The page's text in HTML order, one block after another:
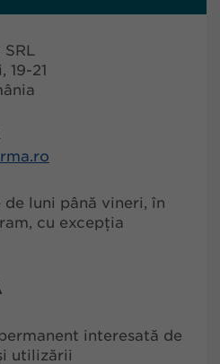
19-21
luni până vineri, în
cu excepția
interesată de
utilizării